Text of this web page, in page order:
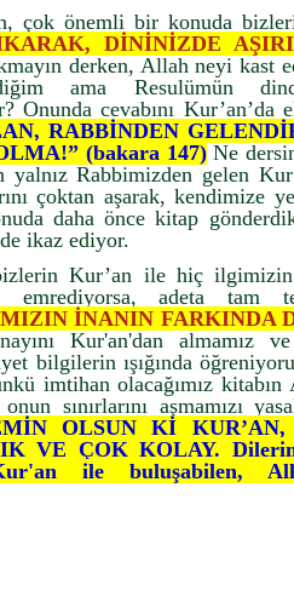
çok önemli bir konuda
DİNİNİZDE
derken, Allah neyi kast
ama Resulümün
Onunda cevabını Kur’an’da
RABBİNDEN
(bakara 147)Ne
Rabbimizden gelen
çoktan aşarak, kendimize
daha önce kitap
ikaz ediyor.
Kur’an ile hiç ilgimizin
emrediyorsa, adeta tam
İNANIN FARKINDA
Kur'an'dan almamız
bilgilerin ışığında
imtihan olacağımız
sınırlarını aşmamızı
OLSUN Kİ
VE ÇOK KOLAY. Dilerim
ile buluşabilen,